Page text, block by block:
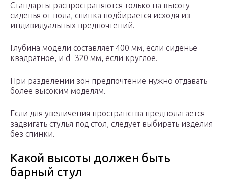
Стандарты распространяются только на высоту
сиденья от пола, спинка подбирается исходя из
индивидуальных предпочтений.
Глубина модели составляет 400 мм, если сиденье
квадратное, и d=320 мм, если круглое.
При разделении зон предпочтение нужно отдавать
более высоким моделям.
Если для увеличения пространства предполагается
задвигать стулья под стол, следует выбирать изделия
без спинки.
Какой высоты должен быть
барный стул